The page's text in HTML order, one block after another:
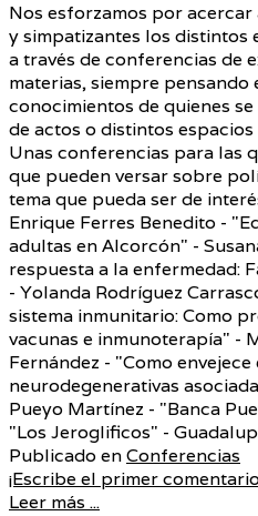
Nos esforzamos por acercar
y simpatizantes los distintos
a través de conferencias de
materias, siempre pensando
conocimientos de quienes
de actos o distintos
Unas conferencias para las
que pueden versar sobre
tema que pueda ser de
Enrique Ferres Benedito -
adultas en Alcorcón" -
respuesta a la enfermedad:
- Yolanda Rodríguez
sistema inmunitario: Como
vacunas e inmunoterapía" -
Fernández - "Como
neurodegenerativas
Pueyo Martínez - "Banca
"Los Jeroglificos" -
Publicado enConferencias
¡Escribe el primer
Leer más ...